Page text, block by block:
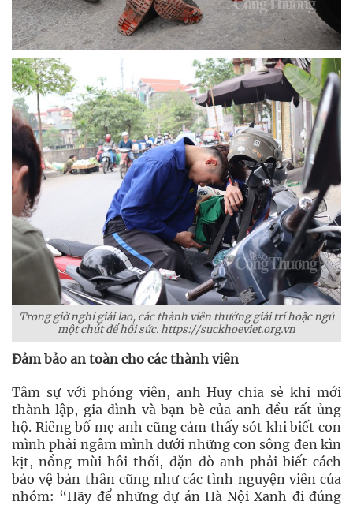
Trong giờ nghỉ giải lao, các thành viên thường giải trí hoặc ngủ
một chút để hồi sức. https://suckhoeviet.org.vn
Đảm bảo an toàn cho các thành viên
Tâm sự với phóng viên, anh Huy chia sẻ khi mới
thành lập, gia đình và bạn bè của anh đều rất ủng
hộ. Riêng bố mẹ anh cũng cảm thấy sót khi biết con
mình phải ngâm mình dưới những con sông đen kìn
kịt, nồng mùi hôi thối, dặn dò anh phải biết cách
bảo vệ bản thân cũng như các tình nguyện viên của
nhóm: “Hãy để những dự án Hà Nội Xanh đi đúng